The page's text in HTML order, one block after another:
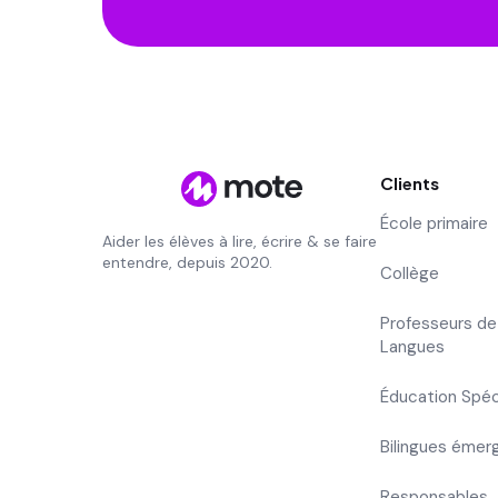
Aider les élèves à lire, écrire & se faire
entendre, depuis 2020.
Clients
École primaire
Collège
Professeurs de
Langues
Éducation
Bilingues